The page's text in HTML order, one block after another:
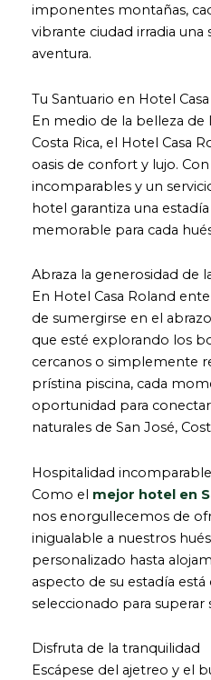
imponentes montañas,
vibrante ciudad irradia una
aventura.
Tu Santuario en Hotel
En medio de la belleza de
Costa Rica, el Hotel Casa
oasis de confort y lujo.
incomparables y un
hotel garantiza una
memorable para cada
Abraza la generosidad de
En Hotel Casa Roland
de sumergirse en el
que esté explorando los
cercanos o simplemente
prístina piscina, cada
oportunidad para
naturales de San José,
Hospitalidad incomparable
Como el mejor hotel en
nos enorgullecemos de
inigualable a nuestros
personalizado hasta
aspecto de su estadía
seleccionado para superar
Disfruta de la tranquilidad
Escápese del ajetreo y el